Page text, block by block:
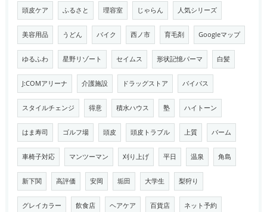
頭皮ケア ふるさと 理容室 じゃらん 人気シリーズ
美容用品 うどん バイク 西ノ市 育毛剤 Googleマップ
ゆるふわ 星野リゾート セイムス 形状記憶パーマ 白髪
J:COMアリーナ 介護施設 ドラッグストア バイパス
スタイルチェンジ 得意 積水ハウス 塾 ハイトーン
はま寿司 ゴルフ場 頭皮 頭皮トラブル 上質 バーム
車椅子対応 マンツーマン 刈り上げ 平日 温泉 角島
新下関 高評価 安岡 垢田 大学生 梨狩り
グレイカラー 飲食店 ヘアケア 百貨店 ネット予約